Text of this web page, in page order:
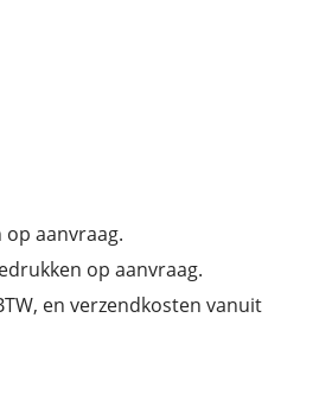
aanvraag.
op aanvraag.
en verzendkosten vanuit